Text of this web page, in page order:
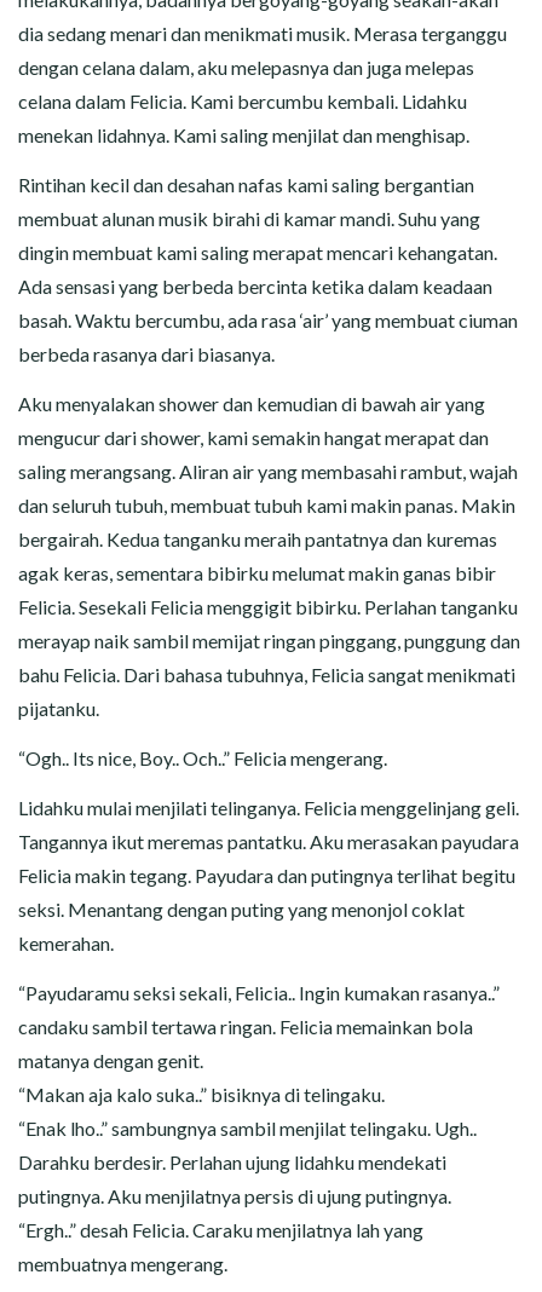
dia sedang menari dan menikmati musik. Merasa terganggu
dengan celana dalam, aku melepasnya dan juga melepas
celana dalam Felicia. Kami bercumbu kembali. Lidahku
menekan lidahnya. Kami saling menjilat dan menghisap.
Rintihan kecil dan desahan nafas kami saling bergantian
membuat alunan musik birahi di kamar mandi. Suhu yang
dingin membuat kami saling merapat mencari kehangatan.
Ada sensasi yang berbeda bercinta ketika dalam keadaan
basah. Waktu bercumbu, ada rasa ‘air’ yang membuat ciuman
berbeda rasanya dari biasanya.
Aku menyalakan shower dan kemudian di bawah air yang
mengucur dari shower, kami semakin hangat merapat dan
saling merangsang. Aliran air yang membasahi rambut, wajah
dan seluruh tubuh, membuat tubuh kami makin panas. Makin
bergairah. Kedua tanganku meraih pantatnya dan kuremas
agak keras, sementara bibirku melumat makin ganas bibir
Felicia. Sesekali Felicia menggigit bibirku. Perlahan tanganku
merayap naik sambil memijat ringan pinggang, punggung dan
bahu Felicia. Dari bahasa tubuhnya, Felicia sangat menikmati
pijatanku.
“Ogh.. Its nice, Boy.. Och..” Felicia mengerang.
Lidahku mulai menjilati telinganya. Felicia menggelinjang geli.
Tangannya ikut meremas pantatku. Aku merasakan payudara
Felicia makin tegang. Payudara dan putingnya terlihat begitu
seksi. Menantang dengan puting yang menonjol coklat
kemerahan.
“Payudaramu seksi sekali, Felicia.. Ingin kumakan rasanya..”
candaku sambil tertawa ringan. Felicia memainkan bola
matanya dengan genit.
“Makan aja kalo suka..” bisiknya di telingaku.
“Enak lho..” sambungnya sambil menjilat telingaku. Ugh..
Darahku berdesir. Perlahan ujung lidahku mendekati
putingnya. Aku menjilatnya persis di ujung putingnya.
“Ergh..” desah Felicia. Caraku menjilatnya lah yang
membuatnya mengerang.